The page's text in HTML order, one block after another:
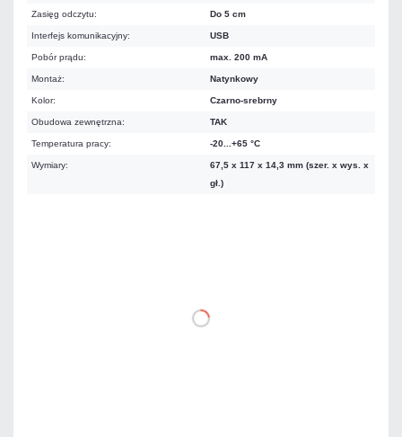
Zasięg odczytu: Do 5 cm
Interfejs komunikacyjny: USB
Pobór prądu: max. 200 mA
Montaż: Natynkowy
Kolor: Czarno-srebrny
Obudowa zewnętrzna: TAK
Temperatura pracy: -20...+65 °C
Wymiary:
67,5 x 117 x 14,3 mm (szer. x wys. x
gł.)
DO KOSZYKA